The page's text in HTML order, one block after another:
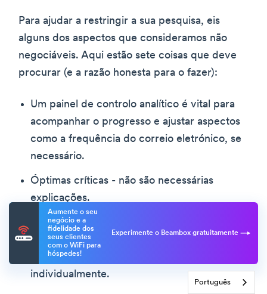
Para ajudar a restringir a sua pesquisa, eis
alguns dos aspectos que consideramos não
negociáveis. Aqui estão sete coisas que deve
procurar (e a razão honesta para o fazer):
Um painel de controlo analítico é vital para
acompanhar o progresso e ajustar aspectos
como a frequência do correio eletrónico, se
necessário.
Óptimas críticas - não são necessárias
explicações.
O envio em massa é absolutamente
inegociável. Significa que não terá de enviar
milhares de mensagens de correio eletrónico
individualmente.
Aumente o seu
negócio e a
fidelidade dos
seus clientes
com o WiFi para
hóspedes!
Experimente o Beambox gratuitamente
Português